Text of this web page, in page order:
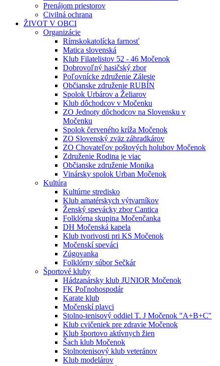
Prenájom priestorov
Civilná ochrana
ŽIVOT V OBCI
Organizácie
Rímskokatolícka farnosť
Matica slovenská
Klub Filatelistov 52 - 46 Močenok
Dobrovoľný hasičský zbor
Poľovnícke združenie Zálesie
Občianske združenie RUBÍN
Spolok Urbárov a Želiarov
Klub dôchodcov v Močenku
ZO Jednoty dôchodcov na Slovensku v
Močenku
Spolok červeného kríža Močenok
ZO Slovenský zväz záhradkárov
ZO Chovateľov poštových holubov Močenok
Združenie Rodina je viac
Občianske združenie Monika
Vinársky spolok Urban Močenok
Kultúra
Kultúrne stredisko
Klub amatérskych výtvarníkov
Ženský spevácky zbor Cantica
Folklórna skupina Močenčanka
DH Močenská kapela
Klub tvorivosti pri KS Močenok
Močenskí speváci
Zúgovanka
Folklórny súbor Sečkár
Športové kluby
Hádzanársky klub JUNIOR Močenok
FK Poľnohospodár
Karate klub
Močenskí plavci
Stolno-tenisový oddiel T. J Močenok "A+B+C"
Klub cvičeniek pre zdravie Močenok
Klub športovo aktívnych žien
Šach klub Močenok
Stolnotenisový klub veteránov
Klub modelárov